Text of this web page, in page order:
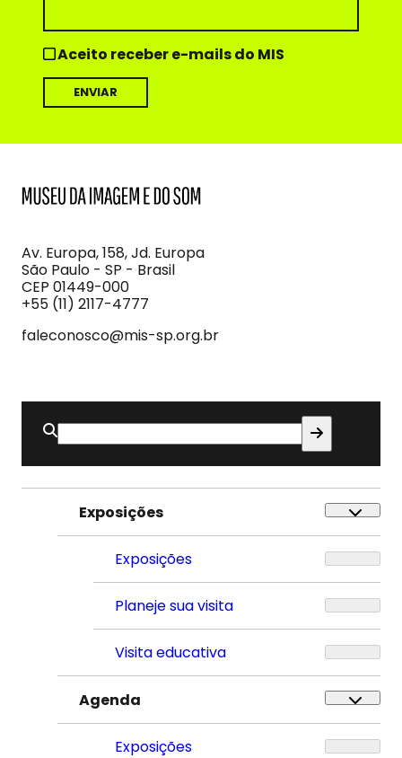
Aceito receber e-mails do MIS
Imagem
e
do
Som
Av. Europa, 158, Jd. Europa
São Paulo - SP - Brasil
CEP 01449-000
+55 (11) 2117-4777
faleconosco@mis-sp.org.br
Buscar
por:
Exposições
Exposições
Planeje sua visita
Visita educativa
Agenda
Exposições